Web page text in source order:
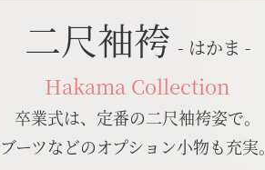
二尺袖袴 - はかま -
Hakama Collection
卒業式は、定番の二尺袖袴姿で。
ブーツなどのオプション小物も充実。